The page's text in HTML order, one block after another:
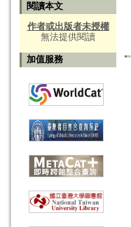
閱讀本文
作者或出版者未授權
無法提供閱讀
加值服務